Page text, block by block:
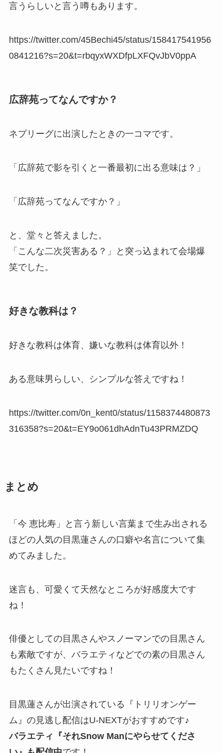
言うらしいと言う噂もあります。
https://twitter.com/45Bechi45/status/158417541956
0841216?s=20&t=rbqyxWXDfpLXFQvJbV0ppA
広辞苑ってなんですか？
ネプリーグに出演したときの一コマです。
「広辞苑で影を引くと一番最初に出る意味は？」
「広辞苑ってなんですか？」
と、堂々と答えました。
「こんな二次災害ある？」と突っ込まれて会場爆
笑でした。
好きな教科は？
好きな教科は体育、嫌いな教科は体育以外！
ある意味男らしい、シンプルな答えですね！
https://twitter.com/0n_kent0/status/1158374480873
316358?s=20&t=EY9o061dhAdnTu43PRMZDQ
まとめ
「今 恵比寿」と言う新しい言葉まで生み出される
ほどの人気の目黒蓮さんの口癖や名言について集
めてみました。
迷言も、可愛くて天然なところが好感度大です
ね！
俳優としての目黒さんやスノーマンでの目黒さん
も素敵ですが、バラエティなどでの素の目黒さん
もたくさん見たいですね！
目黒蓮さんが出演されている『トリリオンゲー
ム』の見逃し配信はU-NEXTがおすすめです♪
バラエティ『それSnow Manにやらせてくださ